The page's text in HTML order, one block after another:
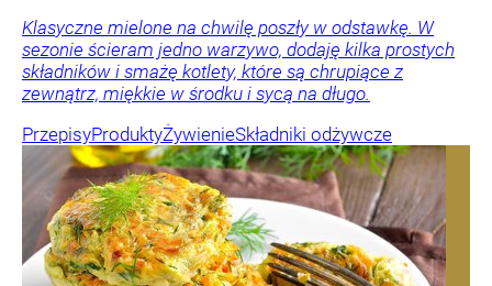
Klasyczne mielone na chwilę poszły w odstawkę. W
sezonie ścieram jedno warzywo, dodaję kilka prostych
składników i smażę kotlety, które są chrupiące z
zewnątrz, miękkie w środku i sycą na długo.
PrzepisyProduktyŻywienieSkładniki odżywcze